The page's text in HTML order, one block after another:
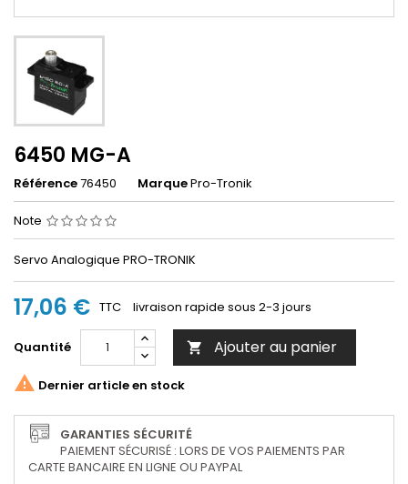
6450 MG-A
Référence76450 MarquePro-Tronik
Note
Servo Analogique PRO-TRONIK
17,06 € TTC livraison rapide sous 2-3 jours
Quantité  Ajouter au panier
 Dernier article en stock
GARANTIES SÉCURITÉ
PAIEMENT SÉCURISÉ : LORS DE VOS PAIEMENTS PAR
CARTE BANCAIRE EN LIGNE OU PAYPAL